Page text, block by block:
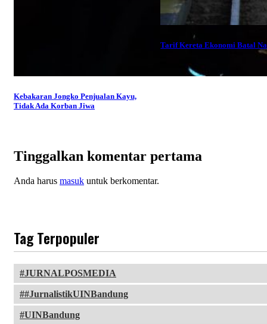
Kebakaran Jongko Penjualan Kayu,
Tidak Ada Korban Jiwa
Tarif Kereta Ekonomi Batal
Tinggalkan komentar pertama
Anda harus masuk untuk berkomentar.
Tag Terpopuler
JURNALPOSMEDIA
#JurnalistikUINBandung
UINBandung